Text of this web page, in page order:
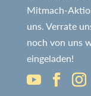
Mitmach-
uns. Verrate
noch von uns
eingeladen!